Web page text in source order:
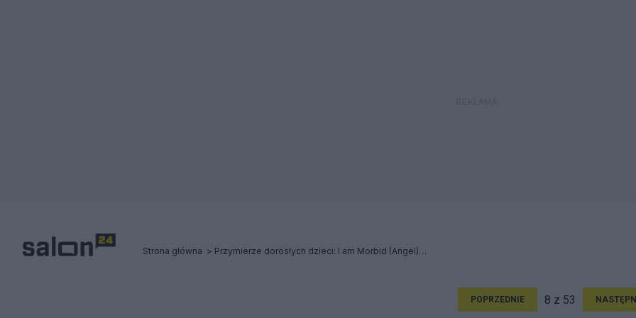
Strona główna Przymierze dorosłych dzieci: I am Morbid (Angel) / CETI - Relacja
POPRZEDNIE 8 z 53